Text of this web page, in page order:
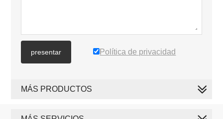
presentar Política de privacidad
MÁS PRODUCTOS